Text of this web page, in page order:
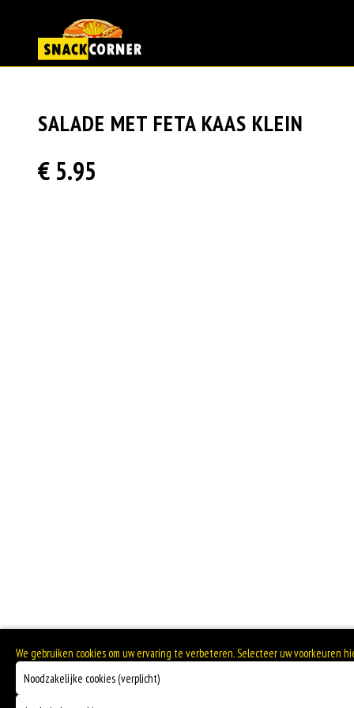
SALADE MET FETA KAAS KLEIN
€ 5.95
We gebruiken cookies om uw ervaring te verbeteren. Selecteer uw voorkeuren
Noodzakelijke cookies (verplicht)